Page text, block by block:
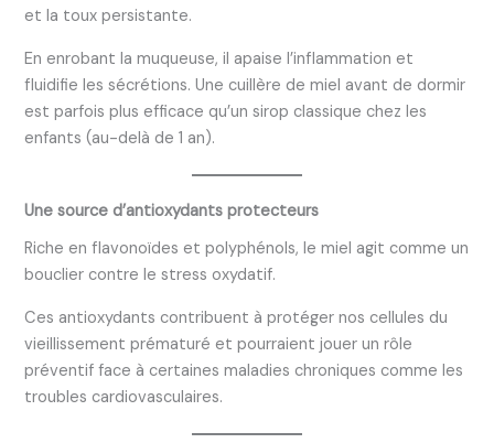
et la toux persistante.
En enrobant la muqueuse, il apaise l’inflammation et
fluidifie les sécrétions. Une cuillère de miel avant de dormir
est parfois plus efficace qu’un sirop classique chez les
enfants (au-delà de 1 an).
Une source d’antioxydants protecteurs
Riche en flavonoïdes et polyphénols, le miel agit comme un
bouclier contre le stress oxydatif.
Ces antioxydants contribuent à protéger nos cellules du
vieillissement prématuré et pourraient jouer un rôle
préventif face à certaines maladies chroniques comme les
troubles cardiovasculaires.